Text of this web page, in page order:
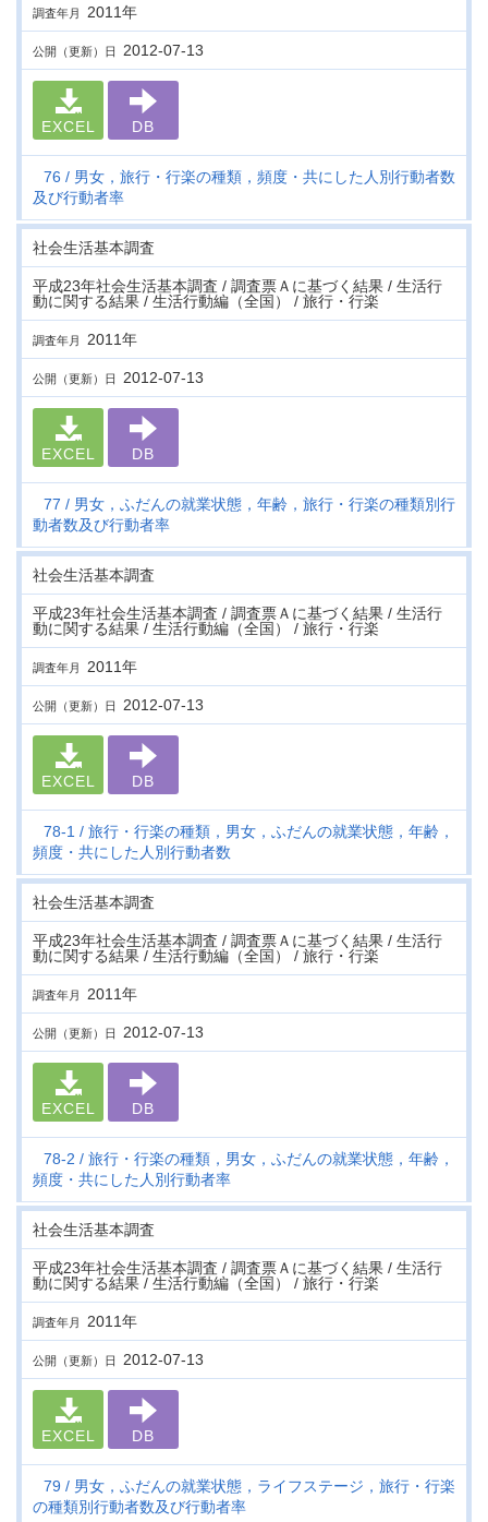
調査年月 2011年
公開（更新）日 2012-07-13
EXCEL DB
76
男女，旅行・行楽の種類，頻度・共にした人別行動者数
及び行動者率
社会生活基本調査
平成23年社会生活基本調査 / 調査票Ａに基づく結果 / 生活行
動に関する結果 / 生活行動編（全国） / 旅行・行楽
調査年月 2011年
公開（更新）日 2012-07-13
EXCEL DB
77
男女，ふだんの就業状態，年齢，旅行・行楽の種類別行
動者数及び行動者率
社会生活基本調査
平成23年社会生活基本調査 / 調査票Ａに基づく結果 / 生活行
動に関する結果 / 生活行動編（全国） / 旅行・行楽
調査年月 2011年
公開（更新）日 2012-07-13
EXCEL DB
78-1
旅行・行楽の種類，男女，ふだんの就業状態，年齢，
頻度・共にした人別行動者数
社会生活基本調査
平成23年社会生活基本調査 / 調査票Ａに基づく結果 / 生活行
動に関する結果 / 生活行動編（全国） / 旅行・行楽
調査年月 2011年
公開（更新）日 2012-07-13
EXCEL DB
78-2
旅行・行楽の種類，男女，ふだんの就業状態，年齢，
頻度・共にした人別行動者率
社会生活基本調査
平成23年社会生活基本調査 / 調査票Ａに基づく結果 / 生活行
動に関する結果 / 生活行動編（全国） / 旅行・行楽
調査年月 2011年
公開（更新）日 2012-07-13
EXCEL DB
79
男女，ふだんの就業状態，ライフステージ，旅行・行楽
の種類別行動者数及び行動者率